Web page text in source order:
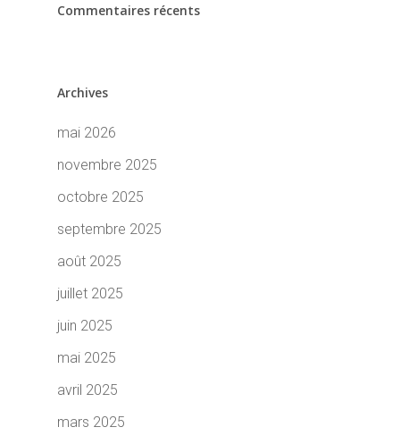
Commentaires récents
Archives
mai 2026
novembre 2025
octobre 2025
septembre 2025
août 2025
juillet 2025
juin 2025
mai 2025
avril 2025
mars 2025